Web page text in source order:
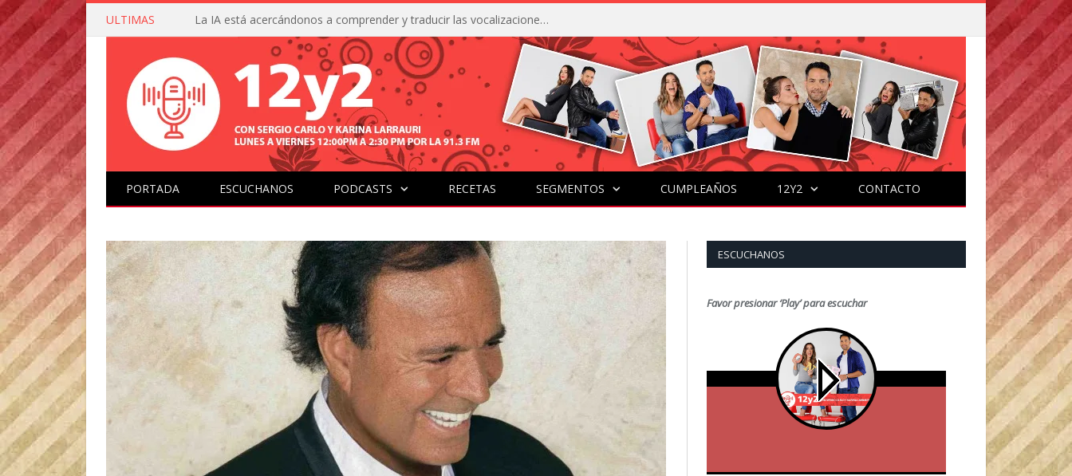
ULTIMAS La IA está acercándonos a comprender y traducir las vocalizaciones y comportamientos de nuestras mascotas
PORTADA ESCUCHANOS PODCASTS RECETAS SEGMENTOS CUMPLEAÑOS 12Y2 CONTACTO
ESCUCHANOS
Favor presionar ‘Play’ para escuchar